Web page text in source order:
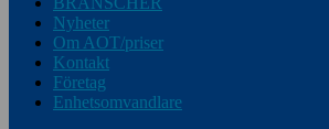
Nyheter
Om AOT/priser
Kontakt
Företag
Enhetsomvandlare